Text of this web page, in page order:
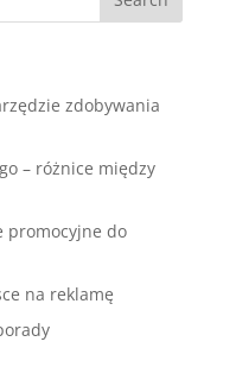
zdobywania
– różnice między
promocyjne do
na reklamę